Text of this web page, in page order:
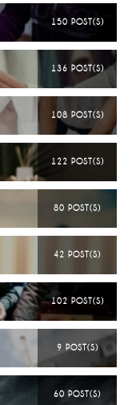
150 POST(S)
136 POST(S)
108 POST(S)
122 POST(S)
80 POST(S)
42 POST(S)
102 POST(S)
9 POST(S)
60 POST(S)